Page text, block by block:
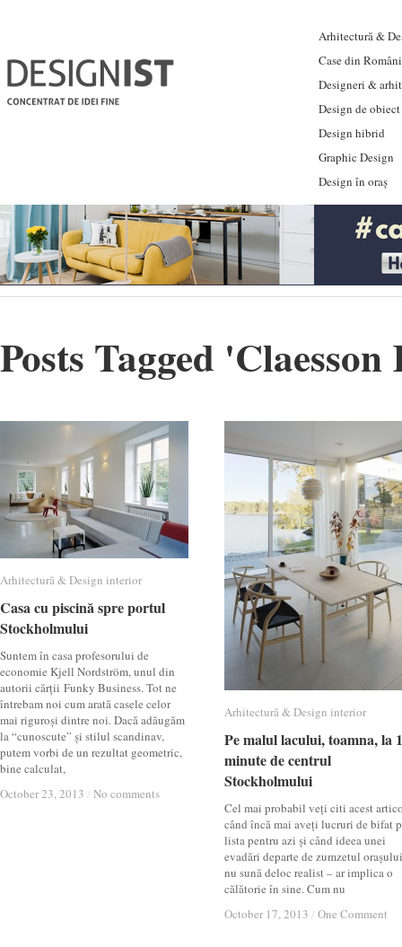
Arhitectură &
Case din
Designeri &
Design de obiect
Design hibrid
Graphic Design
Design în oraș
Posts Tagged '
Arhitectură & Design interior
Casa cu piscină spre portul
Stockholmului
Suntem în casa profesorului de
economie Kjell Nordström, unul din
autorii cărții Funky Business. Tot ne
întrebam noi cum arată casele celor
mai riguroși dintre noi. Dacă adăugăm
la “cunoscute” și stilul scandinav,
putem vorbi de un rezultat geometric,
bine calculat,
October 23, 2013 / No comments
Arhitectură & Design interior
Casa cu piscină spre portul
Stockholmului
October 23, 2013 / No comments
Arhitectură & Design interior
Pe malul lacului, toamna, la
minute de centrul
Stockholmului
Cel mai probabil veți citi acest
când încă mai aveți lucruri de bifat
lista pentru azi și când ideea unei
evadări departe de zumzetul orașului
nu sună deloc realist – ar implica o
călătorie în sine. Cum nu
October 17, 2013 / One Comment
Arhitectură & Design interior
Pe malul lacului, toamna, la
minute de centrul
Stockholmului
October 17, 2013 / One Comment